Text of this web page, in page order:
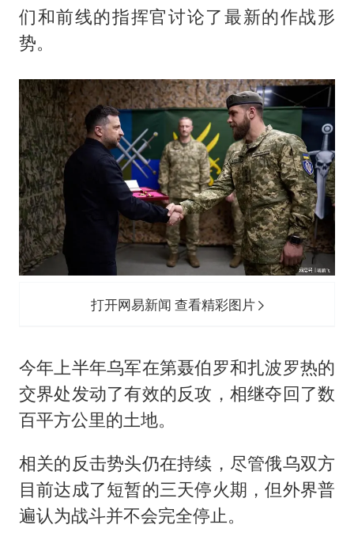
们和前线的指挥官讨论了最新的作战形
势。
打开网易新闻 查看精彩图片
今年上半年乌军在第聂伯罗和扎波罗热的
交界处发动了有效的反攻，相继夺回了数
百平方公里的土地。
相关的反击势头仍在持续，尽管俄乌双方
目前达成了短暂的三天停火期，但外界普
遍认为战斗并不会完全停止。